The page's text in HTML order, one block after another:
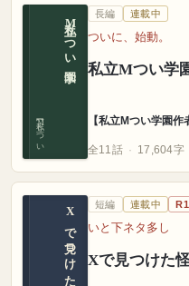
私立Mつい学園
【私立Mつい学園作者】丹
長編 連載中
ついに、始動。
私立Mつい学
【私立Mつい学園作
全11話 17,604字
Xで見つけた怪文書集
短編 連載中
いと下ネタ多し
Xで見つけた